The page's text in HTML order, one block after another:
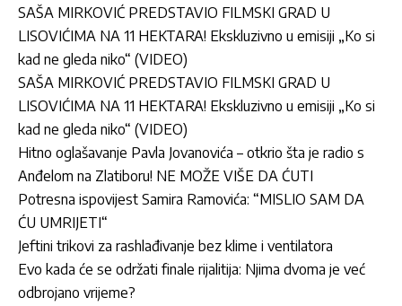
SAŠA MIRKOVIĆ PREDSTAVIO FILMSKI GRAD U
LISOVIĆIMA NA 11 HEKTARA! Ekskluzivno u emisiji „Ko si
kad ne gleda niko“ (VIDEO)
SAŠA MIRKOVIĆ PREDSTAVIO FILMSKI GRAD U
LISOVIĆIMA NA 11 HEKTARA! Ekskluzivno u emisiji „Ko si
kad ne gleda niko“ (VIDEO)
Hitno oglašavanje Pavla Jovanovića – otkrio šta je radio s
Anđelom na Zlatiboru! NE MOŽE VIŠE DA ĆUTI
Potresna ispovijest Samira Ramovića: “MISLIO SAM DA
ĆU UMRIJETI“
Jeftini trikovi za rashlađivanje bez klime i ventilatora
Evo kada će se održati finale rijalitija: Njima dvoma je već
odbrojano vrijeme?